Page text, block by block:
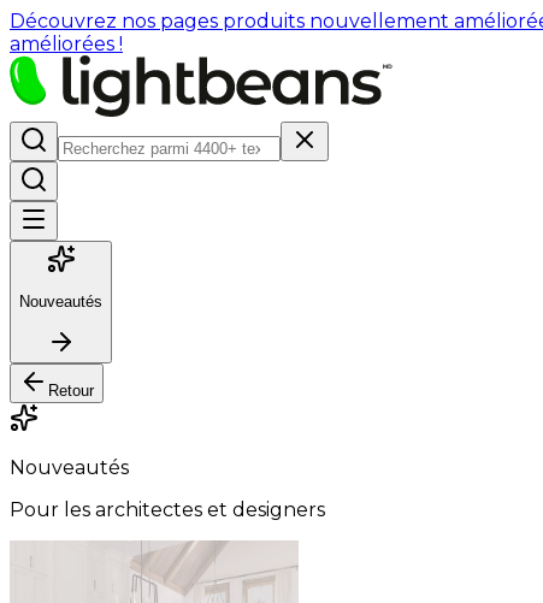
Découvrez nos pages produits nouvellement
améliorées !
Nouveautés
Retour
Nouveautés
Pour les architectes et designers